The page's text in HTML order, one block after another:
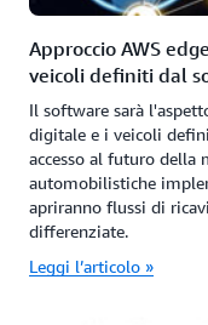
Approccio AWS
veicoli definiti dal
Il software sarà
digitale e i veicoli
accesso al futuro della
automobilistiche
apriranno flussi di
differenziate.
Leggi l’articolo »